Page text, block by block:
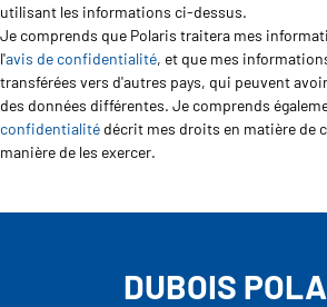
utilisant les informations ci-dessus.
Je comprends que Polaris traitera mes
l'avis de confidentialité, et que mes
transférées vers d'autres pays, qui peuvent
des données différentes. Je comprends
confidentialité décrit mes droits en matière de
manière de les exercer.
DUBOIS